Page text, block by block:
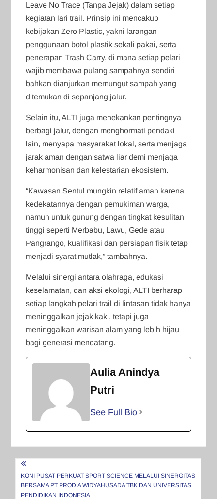
Leave No Trace (Tanpa Jejak) dalam setiap
kegiatan lari trail. Prinsip ini mencakup
kebijakan Zero Plastic, yakni larangan
penggunaan botol plastik sekali pakai, serta
penerapan Trash Carry, di mana setiap pelari
wajib membawa pulang sampahnya sendiri
bahkan dianjurkan memungut sampah yang
ditemukan di sepanjang jalur.
Selain itu, ALTI juga menekankan pentingnya
berbagi jalur, dengan menghormati pendaki
lain, menyapa masyarakat lokal, serta menjaga
jarak aman dengan satwa liar demi menjaga
keharmonisan dan kelestarian ekosistem.
“Kawasan Sentul mungkin relatif aman karena
kedekatannya dengan pemukiman warga,
namun untuk gunung dengan tingkat kesulitan
tinggi seperti Merbabu, Lawu, Gede atau
Pangrango, kualifikasi dan persiapan fisik tetap
menjadi syarat mutlak,” tambahnya.
Melalui sinergi antara olahraga, edukasi
keselamatan, dan aksi ekologi, ALTI berharap
setiap langkah pelari trail di lintasan tidak hanya
meninggalkan jejak kaki, tetapi juga
meninggalkan warisan alam yang lebih hijau
bagi generasi mendatang.
Aulia Anindya
Putri
See Full Bio
Navigasi
pos
KONI PUSAT PERKUAT SPORT SCIENCE MELALUI SINERGITAS
BERSAMA PT PRODIA WIDYAHUSADA TBK DAN UNIVERSITAS
PENDIDIKAN INDONESIA